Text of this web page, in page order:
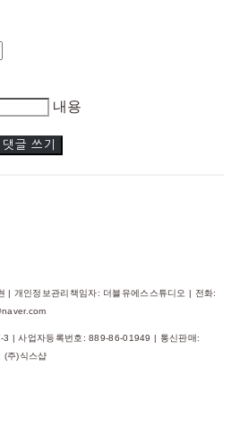
내용
댓글 쓰기
| 개인정보관리책임자: 더블유에스스튜디오 | 전화:
3 | 사업자등록번호:889-86-01949 | 통신판매:
(주)식스샵